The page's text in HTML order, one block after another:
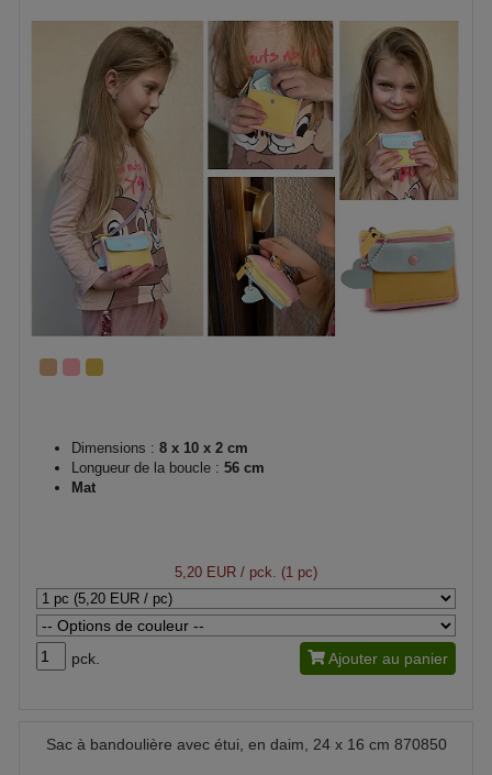
Dimensions : 8 x 10 x 2 cm
Longueur de la boucle : 56 cm
Mat
5,20 EUR / pck. (1 pc)
pck. Ajouter au panier
Sac à bandoulière avec étui, en daim, 24 x 16 cm 870850